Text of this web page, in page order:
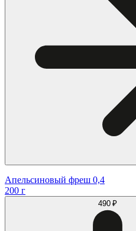
Апельсиновый фреш 0,4
200 г
490 ₽